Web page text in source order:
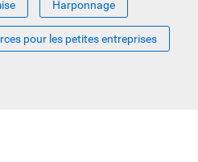
Harponnage
pour les petites entreprises